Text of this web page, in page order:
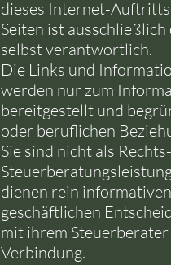
dieses Internet-
Seiten ist
selbst verantwortlich.
Die Links und
werden nur zum
bereitgestellt und
oder beruflichen
Sie sind nicht als
dienen rein
geschäftlichen
mit ihrem
Verbindung.